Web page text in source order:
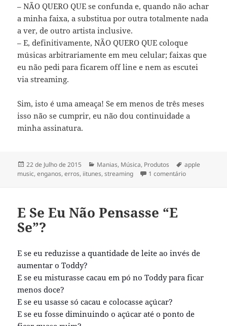
– NÃO QUERO QUE se confunda e, quando não achar
a minha faixa, a substitua por outra totalmente nada
a ver, de outro artista inclusive.
– E, definitivamente, NÃO QUERO QUE coloque
músicas arbitrariamente em meu celular; faixas que
eu não pedi para ficarem off line e nem as escutei
via streaming.
Sim, isto é uma ameaça! Se em menos de três meses
isso não se cumprir, eu não dou continuidade a
minha assinatura.
Publicado
a
22 de Julho de 2015 Categorias
Manias, Música, Produtos Etiquetas
apple
music,enganos,erros, iitunes,streaming 1 comentárioem É O
E Se Eu Não Pensasse “E
Se”?
E se eu reduzisse a quantidade de leite ao invés de
aumentar o Toddy?
E se eu misturasse cacau em pó no Toddy para ficar
menos doce?
E se eu usasse só cacau e colocasse açúcar?
E se eu fosse diminuindo o açúcar até o ponto de